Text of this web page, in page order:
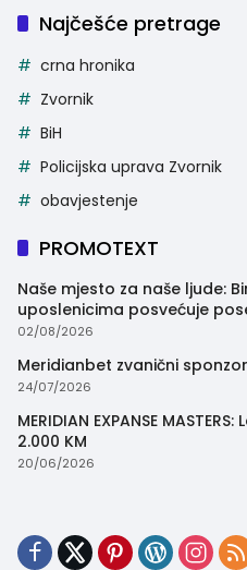
Najčešće pretrage
crna hronika
Zvornik
BiH
Policijska uprava Zvornik
obavjestenje
PROMOTEXT
Naše mjesto za naše ljude:
uposlenicima posvećuje
trenutak
02/08/2026
Meridianbet zvanični
24/07/2026
MERIDIAN EXPANSE
2.000 KM
20/06/2026